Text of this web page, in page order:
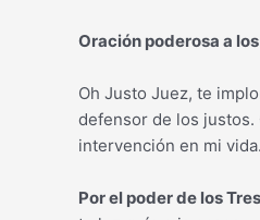
Oración poderosa a
Oh Justo Juez, te
defensor de los justos.
intervención en mi vida.
Por el poder de los